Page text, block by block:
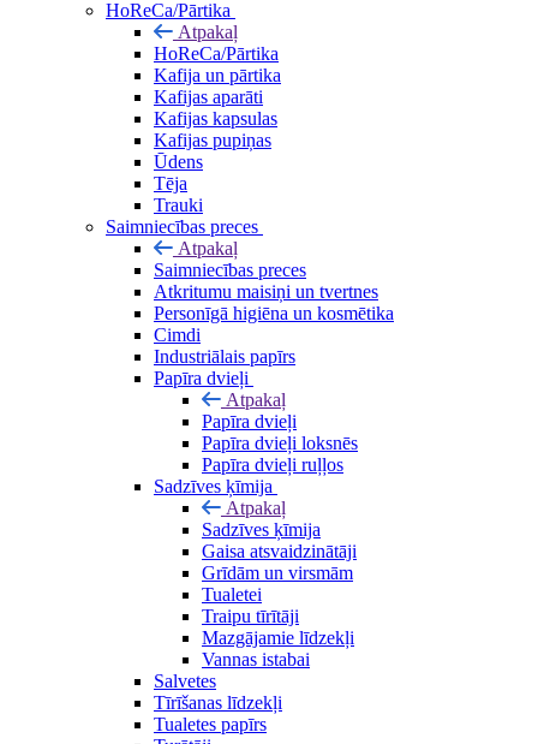
HoReCa/Pārtika
Atpakaļ
HoReCa/Pārtika
Kafija un pārtika
Kafijas aparāti
Kafijas kapsulas
Kafijas pupiņas
Ūdens
Tēja
Trauki
Saimniecības preces
Atpakaļ
Saimniecības preces
Atkritumu maisiņi un tvertnes
Personīgā higiēna un kosmētika
Cimdi
Industriālais papīrs
Papīra dvieļi
Atpakaļ
Papīra dvieļi
Papīra dvieļi loksnēs
Papīra dvieļi ruļļos
Sadzīves ķīmija
Atpakaļ
Sadzīves ķīmija
Gaisa atsvaidzinātāji
Grīdām un virsmām
Tualetei
Traipu tīrītāji
Mazgājamie līdzekļi
Vannas istabai
Salvetes
Tīrīšanas līdzekļi
Tualetes papīrs